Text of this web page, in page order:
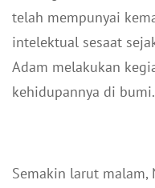
telah mempunyai
intelektual sesaat
Adam melakukan
kehidupannya di
Semakin larut